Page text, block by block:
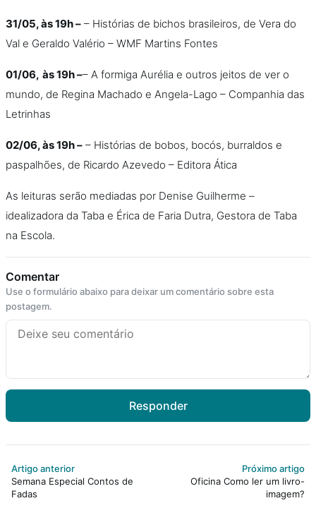
31/05, às 19h – – Histórias de bichos brasileiros, de Vera do
Val e Geraldo Valério – WMF Martins Fontes
01/06, às 19h –– A formiga Aurélia e outros jeitos de ver o
mundo, de Regina Machado e Angela-Lago – Companhia das
Letrinhas
02/06, às 19h – – Histórias de bobos, bocós, burraldos e
paspalhões, de Ricardo Azevedo – Editora Ática
As leituras serão mediadas por Denise Guilherme –
idealizadora da Taba e Érica de Faria Dutra, Gestora de Taba
na Escola.
Comentar
Use o formulário abaixo para deixar um comentário sobre esta
postagem.
Responder
Artigo anterior
Semana Especial Contos de
Fadas
Próximo artigo
Oficina Como ler um livro-
imagem?